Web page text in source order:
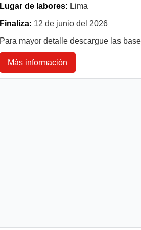
Lugar de labores: Lima
Finaliza: 12 de junio del 2026
Para mayor detalle descargue las
Más información